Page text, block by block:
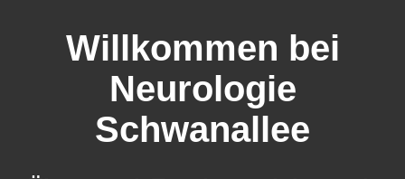
Willkommen bei
Neurologie
Schwanallee